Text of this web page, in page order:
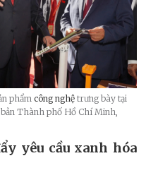
phẩm công nghệ trưng bày tại
Thành phố Hồ Chí Minh,
yêu cầu xanh hóa